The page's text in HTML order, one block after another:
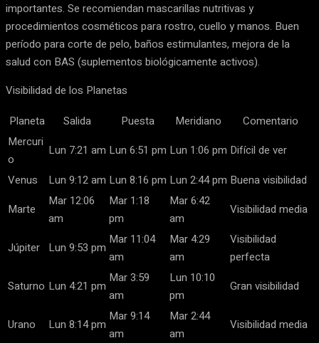
importantes. Se recomiendan mascarillas nutritivas y
procedimientos cosméticos para rostro, cuello y manos. Buen
período para corte de pelo, baños estimulantes, mejora de la
salud con BAS (suplementos biológicamente activos).
Visibilidad de los Planetas
Planeta
Salida Puesta Meridiano
Comentario
Mercuri
o
Lun 7:21 am Lun 6:51 pm Lun 1:06 pm Difícil de ver
Venus
Lun 9:12 am Lun 8:16 pm Lun 2:44 pm Buena visibilidad
Marte
Mar 12:06
am
Mar 1:18
pm
Mar 6:42
am
Visibilidad media
Júpiter Lun 9:53 pm
Mar 11:04
am
Mar 4:29
am
Visibilidad
perfecta
Saturno Lun 4:21 pm
Mar 3:59
am
Lun 10:10
pm
Gran visibilidad
Urano Lun 8:14 pm
Mar 9:14
am
Mar 2:44
am
Visibilidad media